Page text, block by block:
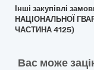
Інші закупівлі
НАЦІОНАЛЬНОЇ
ЧАСТИНА 4125)
Вас може